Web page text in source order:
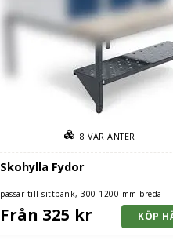
Skohylla Fydor
passar till sittbänk, 300-1200 mm breda
8VARIANTER
Från 325 kr